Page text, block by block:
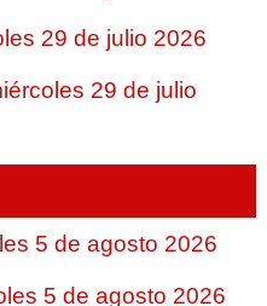
29 de julio 2026
29 de julio
5 de agosto 2026
5 de agosto 2026